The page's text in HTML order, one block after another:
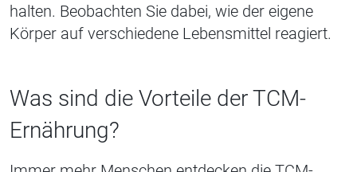
halten. Beobachten Sie dabei, wie der eigene
Körper auf verschiedene Lebensmittel reagiert.
Was sind die Vorteile der TCM-
Ernährung?